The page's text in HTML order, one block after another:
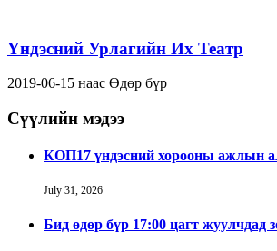
Үндэсний Урлагийн Их Театр
2019-06-15 наас Өдөр бүр
Сүүлийн мэдээ
КОП17 үндэсний хорооны ажлын
July 31, 2026
Бид өдөр бүр 17:00 цагт жуулчдад